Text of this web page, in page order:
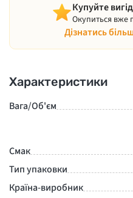
Купуйте
Окупиться вже
Дізнатись
Характеристики
Вага/Об'єм
Смак
Тип упаковки
Країна-виробник